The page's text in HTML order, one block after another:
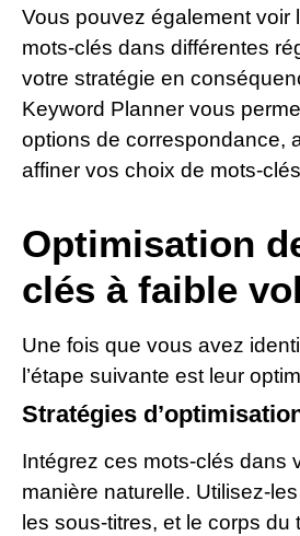
Vous pouvez également voir
mots-clés dans différentes
votre stratégie en
Keyword Planner vous
options de correspondance,
affiner vos choix de mots-
Optimisation
clés à faible
Une fois que vous avez
l’étape suivante est leur
Stratégies
Intégrez ces mots-clés dans
manière naturelle. Utilisez-
les sous-titres, et le corps du